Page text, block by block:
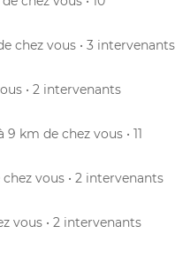
chez vous • 3 intervenants
• 2 intervenants
9 km de chez vous • 11
chez vous • 2 intervenants
vous • 2 intervenants